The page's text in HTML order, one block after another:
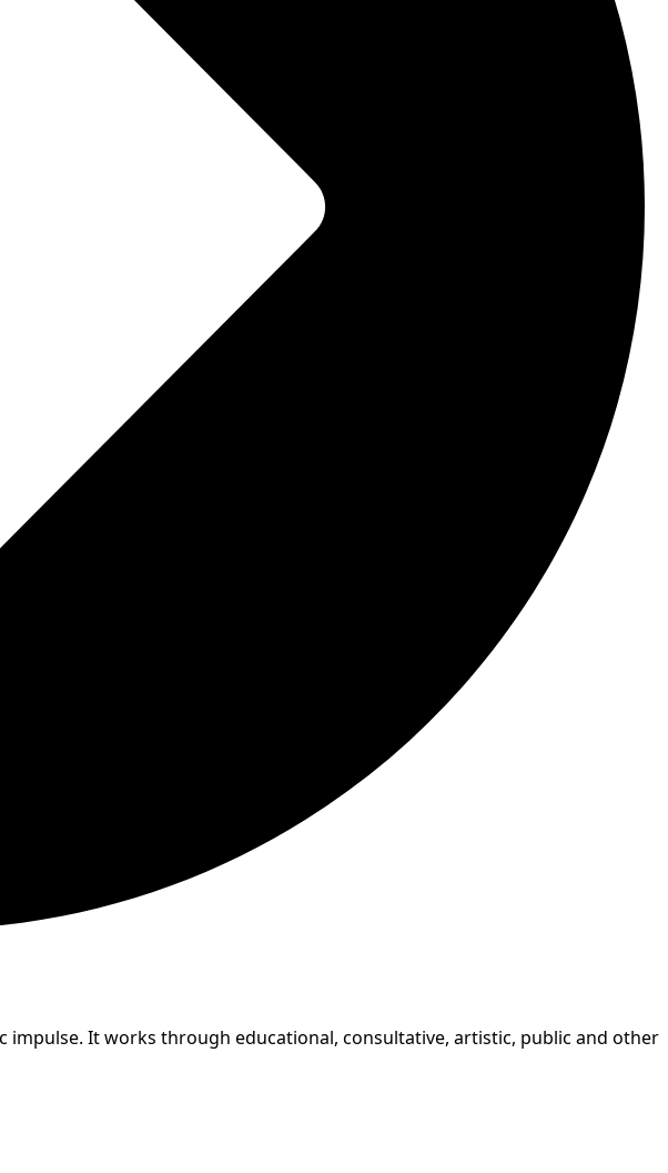
It works through educational, consultative, artistic, public and other